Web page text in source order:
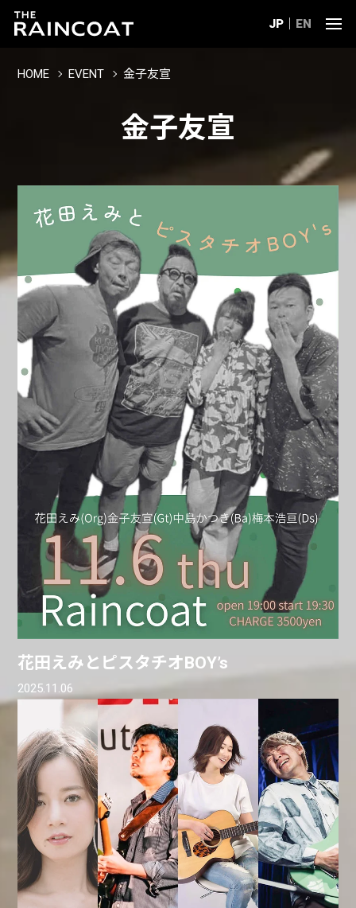
JP EN
HOME EVENT 金子友宣
金子友宣
花田えみとピスタチオBOY’s
2025.11.06